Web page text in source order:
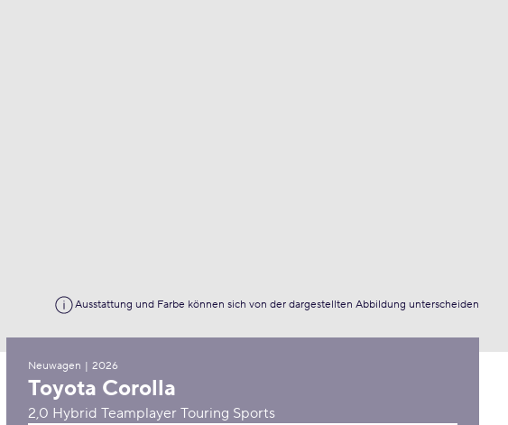
Ausstattung und Farbe können sich von der dargestellten Abbildung unterscheiden
Neuwagen | 2026
Toyota Corolla
2,0 Hybrid Teamplayer Touring Sports